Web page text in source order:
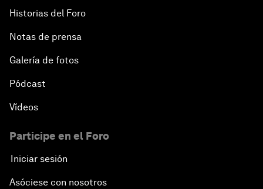
Historias del Foro
Notas de prensa
Galería de fotos
Pódcast
Vídeos
Participe en el Foro
Iniciar sesión
Asóciese con nosotros